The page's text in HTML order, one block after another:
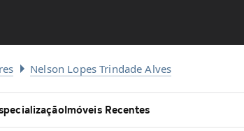
Nelson Lopes Trindade Alves
Imóveis Recentes